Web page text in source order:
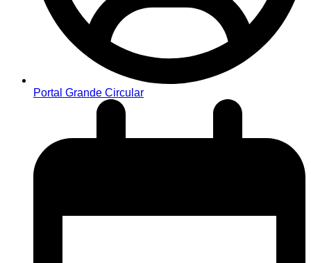
Portal Grande Circular